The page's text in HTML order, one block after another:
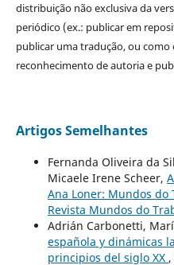
distribuição não exclusiva da
periódico (ex.: publicar em
publicar uma tradução, ou
reconhecimento de autoria e
Artigos Semelhantes
Fernanda Oliveira da
Micaele Irene Scheer,
Ana Loner: Mundos do
Revista Mundos do
Adrián Carbonetti,
española y dinámicas
principios del siglo XX ,